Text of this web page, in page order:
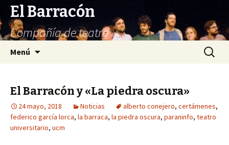
El Barracón
Compañía de teatro
Menú Buscar:
El Barracón y «La piedra oscura»
24 mayo, 2018 Noticias alberto conejero, certámenes,
federico garcía lorca, la barraca, la piedra oscura, paraninfo, teatro
universitario, ucm